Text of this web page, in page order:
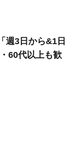
週3日から&1日
60代以上も歓